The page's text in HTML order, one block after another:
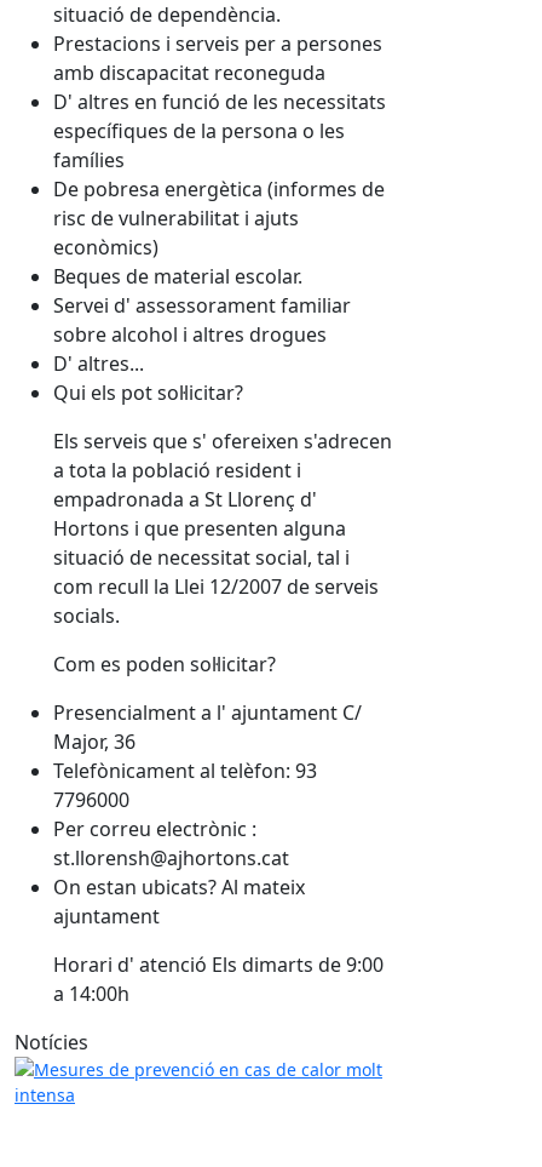
situació de dependència.
Prestacions i serveis per a persones
amb discapacitat reconeguda
D' altres en funció de les necessitats
específiques de la persona o les
famílies
De pobresa energètica (informes de
risc de vulnerabilitat i ajuts
econòmics)
Beques de material escolar.
Servei d' assessorament familiar
sobre alcohol i altres drogues
D' altres...
Qui els pot sol·licitar?
Els serveis que s' ofereixen s'adrecen
a tota la població resident i
empadronada a St Llorenç d'
Hortons i que presenten alguna
situació de necessitat social, tal i
com recull la Llei 12/2007 de serveis
socials.
Com es poden sol·licitar?
Presencialment a l' ajuntament C/
Major, 36
Telefònicament al telèfon: 93
7796000
Per correu electrònic :
st.llorensh@ajhortons.cat
On estan ubicats? Al mateix
ajuntament
Horari d' atenció Els dimarts de 9:00
a 14:00h
Notícies